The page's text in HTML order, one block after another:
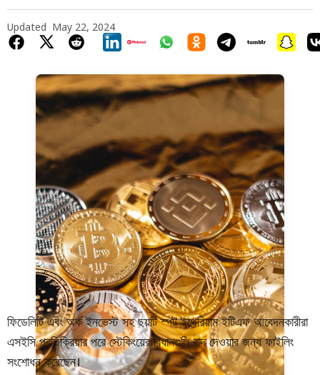
3.64%
Updated May 22, 2024
ফিডেলিটি এবং অর্ক ইনভেস্ট সহ ছয়টি স্পট ইথেরিয়াম ইটিএফ আবেদনকারীরা
এসইসি প্রতিক্রিয়ার পরে স্টেকিংয়ের বিধানগুলি বাদ দেওয়ার জন্য ফাইলিং
সংশোধন করেছেন।